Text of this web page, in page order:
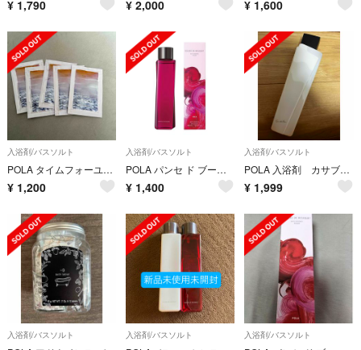
¥ 1,790 ¥ 2,000 ¥ 1,600
入浴剤/バスソルト
POLA タイムフォーユー 入浴剤
¥ 1,200
入浴剤/バスソルト
POLA パンセ ド ブーケ バスエッセンス ルージュ 400mL
¥ 1,400
入浴剤/バスソルト
POLA 入浴剤 カサブランカ
¥ 1,999
入浴剤/バスソルト 入浴剤/バスソルト 入浴剤/バスソルト